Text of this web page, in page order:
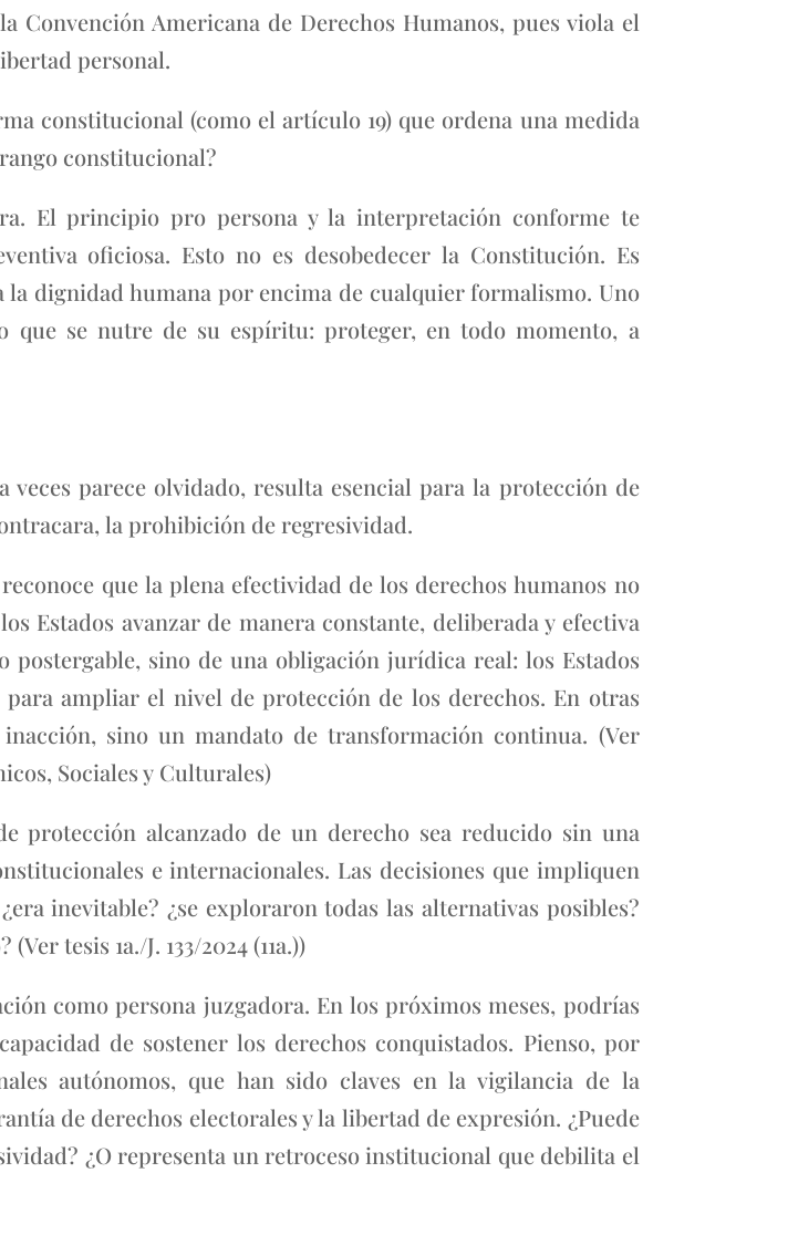
Convención Americana de Derechos Humanos, pues viola el
personal.
constitucional (como el artículo 19) que ordena una medida
constitucional?
El principio pro persona y la interpretación conforme te
oficiosa. Esto no es desobedecer la Constitución. Es
dignidad humana por encima de cualquier formalismo. Uno
se nutre de su espíritu: proteger, en todo momento, a
parece olvidado, resulta esencial para la protección de
la prohibición de regresividad.
que la plena efectividad de los derechos humanos no
Estados avanzar de manera constante, deliberada y efectiva
postergable, sino de una obligación jurídica real: los Estados
ampliar el nivel de protección de los derechos. En otras
sino un mandato de transformación continua. (Ver
Sociales y Culturales)
protección alcanzado de un derecho sea reducido sin una
e internacionales. Las decisiones que impliquen
inevitable? ¿se exploraron todas las alternativas posibles?
tesis 1a./J. 133/2024 (11a.))
como persona juzgadora. En los próximos meses, podrías
de sostener los derechos conquistados. Pienso, por
autónomos, que han sido claves en la vigilancia de la
de derechos electorales y la libertad de expresión. ¿Puede
¿O representa un retroceso institucional que debilita el